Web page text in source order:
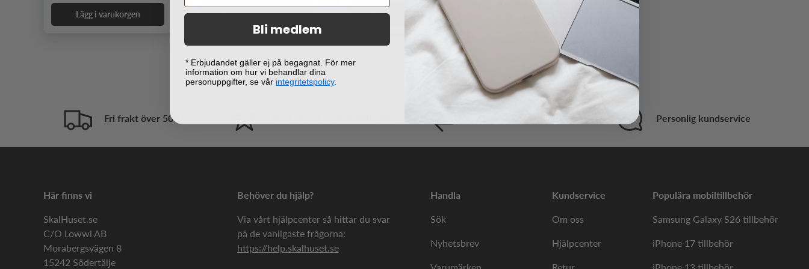
Lägg i varukorgen Lägg i varukorgen Lägg i varukorgen Lägg i varukorgen
Fri frakt över 500 kr 90 dagars öppet köp Personlig kundservice
Här finns vi
SkalHuset.se
C/O Lowwi AB
Morabergsvägen 8
15242 Södertälje
Behöver du hjälp?
Via vårt hjälpcenter så hittar du svar
på de vanligaste frågorna:
https://help.skalhuset.se
Handla
Sök
Nyhetsbrev
Kundservice
Om oss
Hjälpcenter
Populära mobiltillbehör
Samsung Galaxy S26 tillbehör
iPhone 17 tillbehör
Bli medlem
* Erbjudandet gäller ej på begagnat. För mer
information om hur vi behandlar dina
personuppgifter, se vår integritetspolicy.